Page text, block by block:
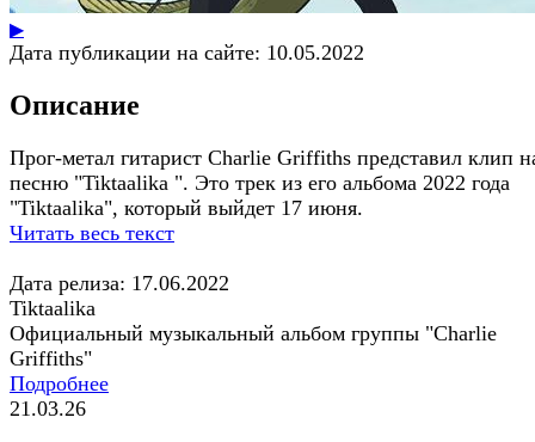
▶
Дата публикации на сайте: 10.05.2022
Описание
Прог-метал гитарист Charlie Griffiths представил клип
песню "Tiktaalika ". Это трек из его альбома 2022 года
"Tiktaalika", который выйдет 17 июня.
Читать весь текст
Дата релиза: 17.06.2022
Tiktaalika
Официальный музыкальный альбом группы "Charlie
Griffiths"
Подробнее
21.03.26